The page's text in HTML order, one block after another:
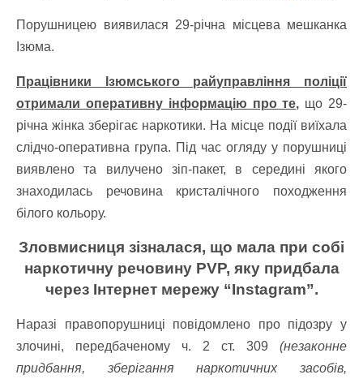
Порушницею виявилася 29-річна місцева мешканка
Ізюма.
Працівники Ізюмського райуправління поліції
отримали оперативну інформацію про те, що 29-
річна жінка зберігає наркотики. На місце події виїхала
слідчо-оперативна група. Під час огляду у порушниці
виявлено та вилучено зіп-пакет, в середині якого
знаходилась речовина кристалічного походження
білого кольору.
Зловмисниця зізналася, що мала при собі
наркотичну речовину PVP, яку придбала
через Інтернет мережу “Instаgram”.
Наразі правопорушниці повідомлено про підозру у
злочині, передбаченому ч. 2 ст. 309 (незаконне
придбання, зберігання наркотичних засобів,